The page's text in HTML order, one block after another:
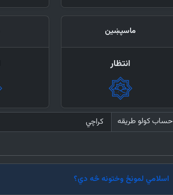
ماسپښین
انتظار
حساب کولو طریقه
اسلامي لمونځ وختونه څه دي؟